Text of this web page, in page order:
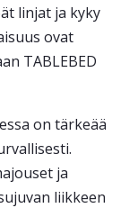
linjat ja kyky
ovat
TABLEBED
on tärkeää
ja
liikkeen